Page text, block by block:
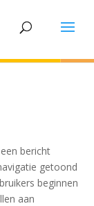
bericht
getoond
beginnen
aan